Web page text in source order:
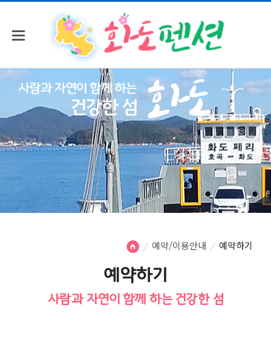
예약/이용안내 예약하기
예약하기
사람과 자연이 함께 하는 건강한 섬